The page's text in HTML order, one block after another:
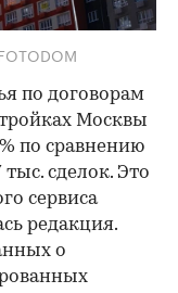
по договорам
Москвы
по сравнению
сделок. Это
сервиса
редакция.
о